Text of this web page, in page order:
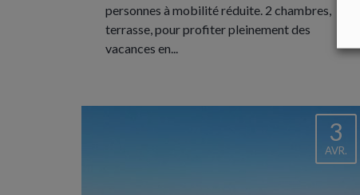
personnes à mobilité réduite. 2 chambres,
terrasse, pour profiter pleinement des
vacances en...
3
AVR.